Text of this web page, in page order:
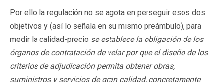
Por ello la regulación no se agota en perseguir esos dos
objetivos y (así lo señala en su mismo preámbulo), para
medir la calidad-precio se establece la obligación de los
órganos de contratación de velar por que el diseño de los
criterios de adjudicación permita obtener obras,
suministros y servicios de gran calidad, concretamente